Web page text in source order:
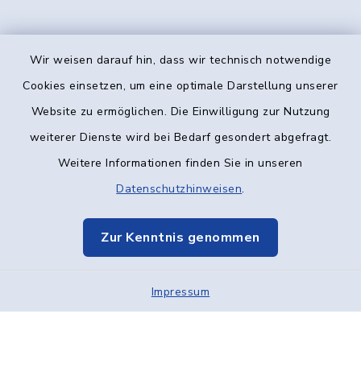
Wir weisen darauf hin, dass wir technisch notwendige
Cookies einsetzen, um eine optimale Darstellung unserer
Website zu ermöglichen. Die Einwilligung zur Nutzung
weiterer Dienste wird bei Bedarf gesondert abgefragt.
Weitere Informationen finden Sie in unseren
Datenschutzhinweisen.
Zur Kenntnis genommen
Impressum
Kontakt
Datenschutz
Elektronische Kommunikation
Sitemap